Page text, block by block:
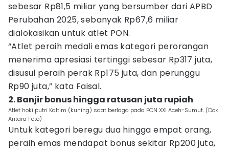
sebesar Rp81,5 miliar yang bersumber dari APBD
Perubahan 2025, sebanyak Rp67,6 miliar
dialokasikan untuk atlet PON.
“Atlet peraih medali emas kategori perorangan
menerima apresiasi tertinggi sebesar Rp317 juta,
disusul peraih perak Rp175 juta, dan perunggu
Rp90 juta,” kata Faisal.
2. Banjir bonus hingga ratusan juta rupiah
Atlet hoki putri Kaltim (kuning) saat berlaga pada PON XXI Aceh-Sumut. (Dok.
Antara Foto)
Untuk kategori beregu dua hingga empat orang,
peraih emas mendapat bonus sekitar Rp200 juta,